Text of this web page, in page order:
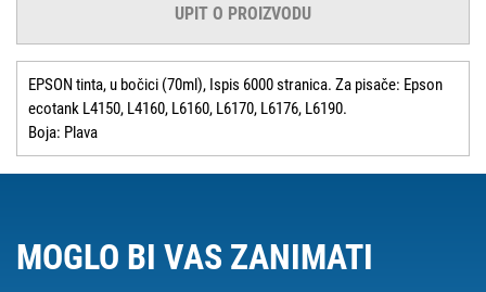
UPIT O PROIZVODU
EPSON tinta, u bočici (70ml), Ispis 6000 stranica. Za pisače: Epson
ecotank L4150, L4160, L6160, L6170, L6176, L6190.
Boja: Plava
MOGLO BI VAS ZANIMATI